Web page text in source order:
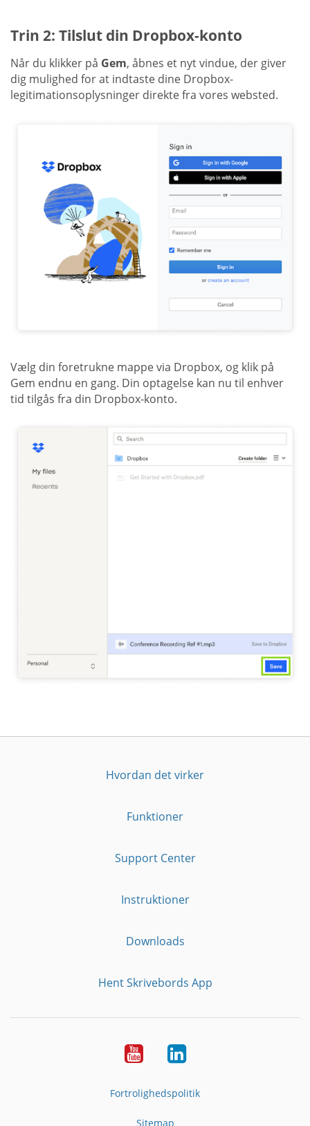
Trin 2: Tilslut din Dropbox-konto
Når du klikker på Gem, åbnes et nyt vindue, der giver
dig mulighed for at indtaste dine Dropbox-
legitimationsoplysninger direkte fra vores websted.
Vælg din foretrukne mappe via Dropbox, og klik på
Gem endnu en gang. Din optagelse kan nu til enhver
tid tilgås fra din Dropbox-konto.
Hvordan det virker
Funktioner
Support Center
Instruktioner
Downloads
Hent Skrivebords App
YouTubeLinkedIn
Fortrolighedspolitik
Sitemap